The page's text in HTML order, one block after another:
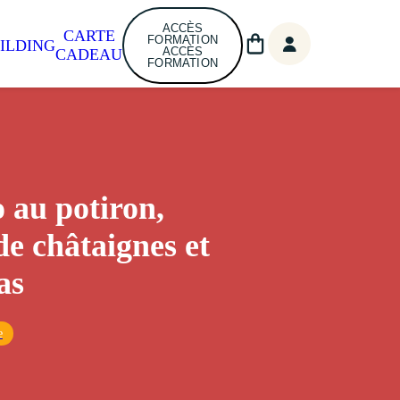
CARTE
CADEAU
ACCÈS
FORMATION
ACCÈS
FORMATION
au potiron,
châtaignes et